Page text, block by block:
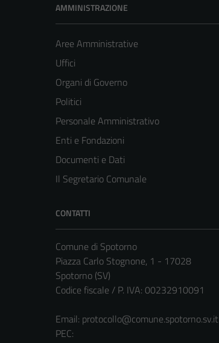
AMMINISTRAZIONE
Aree Amministrative
Uffici
Organi di Governo
Politici
Personale Amministrativo
Enti e Fondazioni
Documenti e Dati
Il Segretario Comunale
CONTATTI
Comune di Spotorno
Piazza Carlo Stognone, 1 - 17028
Spotorno (SV)
Codice fiscale / P. IVA: 00232910091
Email: protocollo@comune.spotorno.sv.it
PEC: